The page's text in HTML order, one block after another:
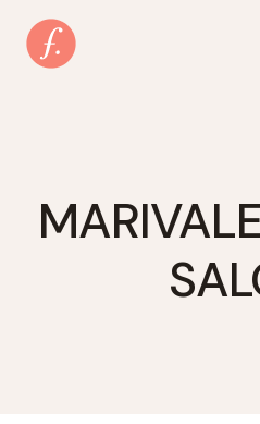
Inhalt
springen